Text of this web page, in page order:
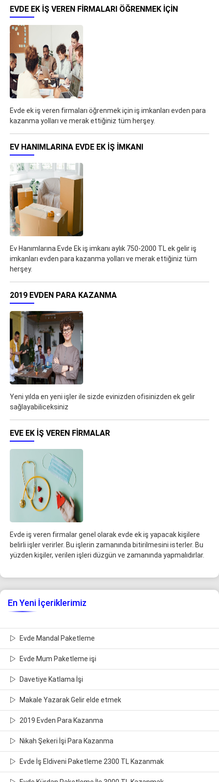
EVDE EK IŞ VEREN FIRMALARI ÖĞRENMEK IÇIN
Evde ek iş veren firmaları öğrenmek için iş imkanları evden para
kazanma yolları ve merak ettiğiniz tüm herşey.
EV HANIMLARINA EVDE EK IŞ IMKANI
Ev Hanımlarına Evde Ek iş imkanı aylık 750-2000 TL ek gelir iş
imkanları evden para kazanma yolları ve merak ettiğiniz tüm
herşey.
2019 EVDEN PARA KAZANMA
Yeni yılda en yeni işler ile sizde evinizden ofisinizden ek gelir
sağlayabiliceksiniz
EVE EK IŞ VEREN FIRMALAR
Evde iş veren firmalar genel olarak evde ek iş yapacak kişilere
belirli işler verirler. Bu işlerin zamanında bitirilmesini isterler. Bu
yüzden kişiler, verilen işleri düzgün ve zamanında yapmalıdırlar.
En Yeni İçeriklerimiz
Evde Mandal Paketleme
Evde Mum Paketleme işi
Davetiye Katlama İşi
Makale Yazarak Gelir elde etmek
2019 Evden Para Kazanma
Nikah Şekeri İşi Para Kazanma
Evde İş Eldiveni Paketleme 2300 TL Kazanmak